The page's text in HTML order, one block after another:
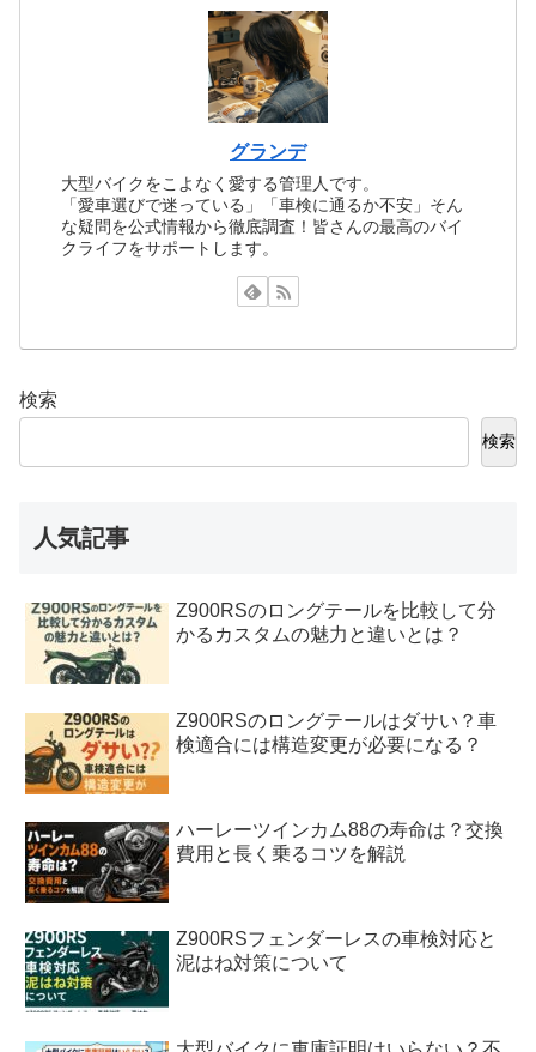
グランデ
大型バイクをこよなく愛する管理人です。
「愛車選びで迷っている」「車検に通るか不安」そん
な疑問を公式情報から徹底調査！皆さんの最高のバイ
クライフをサポートします。
検索
検索
人気記事
Z900RSのロングテールを比較して分
かるカスタムの魅力と違いとは？
Z900RSのロングテールはダサい？車
検適合には構造変更が必要になる？
ハーレーツインカム88の寿命は？交換
費用と長く乗るコツを解説
Z900RSフェンダーレスの車検対応と
泥はね対策について